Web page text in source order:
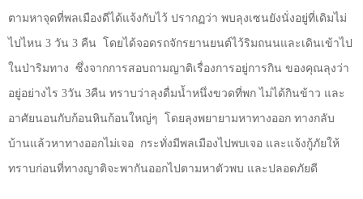
ตามหาจุดที่พลเมืองดีได้แจ้งกับไว้ ปรากฏว่า พบลุงเซนยังนั่งอยู่ที่เดิมไม่
ไปไหน 3 วัน 3 คืน โดยได้จอดรถจักรยานยนต์ไว้ริมถนนและเดินเข้าไป
ในป่าริมทาง ซึ่งจากการสอบถามญาติเรื่องการอยู่การกิน ของคุณลุงว่า
อยู่อย่างไร 3วัน 3คืน ทราบว่าลุงดื่มน้ำหนึ่งขวดที่พก ไม่ได้กินข้าว และ
อาศัยนอนกับก้อนหินก้อนใหญ่ๆ โดยลุงพยายามหาทางออก ทางกลับ
บ้านแล้วหาทางออกไม่เจอ กระทั่งมีพลเมืองไปพบเจอ และแจ้งกู้ภัยให้
ทราบก่อนที่ทางญาติจะพากันออกไปตามหาตัวพบ และปลอดภัยดี